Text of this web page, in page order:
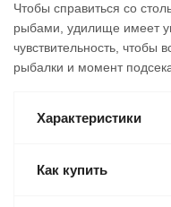
Чтобы справиться со
рыбами, удилище имеет
чувствительность, чтобы
рыбалки и момент
Характеристики
Как купить